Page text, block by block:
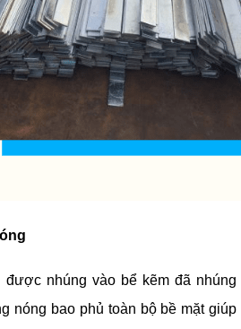
nhúng vào bể kẽm đã nhúng
nóng bao phủ toàn bộ bề mặt giúp